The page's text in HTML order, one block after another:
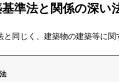
準法と関係の深い
と同じく、建築物の建築等に